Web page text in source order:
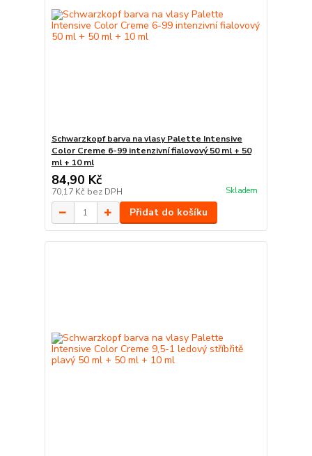
Schwarzkopf barva na vlasy Palette Intensive
Color Creme 6-99 intenzivní fialovový 50 ml + 50
ml + 10 ml
84,90 Kč
70,17 Kč bez DPH Skladem
Přidat do košíku